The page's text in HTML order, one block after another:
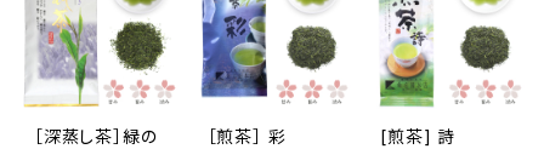
［深蒸し茶］緑の
［煎茶］ 彩
[煎茶] 詩